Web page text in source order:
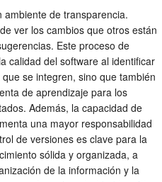
de transparencia.
ver los cambios que otros están
Este proceso de
calidad del software al identificar
se integren, sino que también
de aprendizaje para los
Además, la capacidad de
una mayor responsabilidad
de versiones es clave para la
sólida y organizada, a
de la información y la